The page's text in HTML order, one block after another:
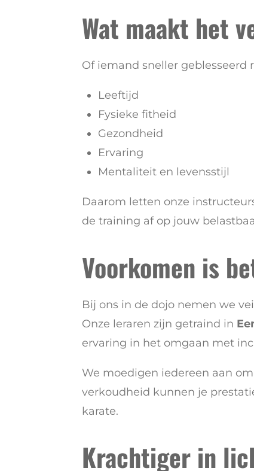
Wat maakt het
Of iemand sneller geblesseerd
Leeftijd
Fysieke fitheid
Gezondheid
Ervaring
Mentaliteit en levensstijl
Daarom letten onze
de training af op jouw
Voorkomen is
Bij ons in de dojo nemen we
Onze leraren zijn getraind in
ervaring in het omgaan met
We moedigen iedereen aan
verkoudheid kunnen je
karate.
Krachtiger in